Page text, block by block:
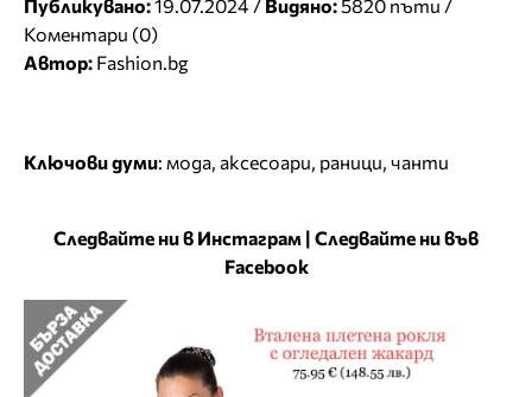
Публикувано:19.07.2024 / Видяно:5820 пъти /
Коментари (0)
Автор: Fashion.bg
Ключови думи: мода, аксесоари, раници, чанти
Следвайте ни в Инстаграм | Следвайте ни във
Facebook